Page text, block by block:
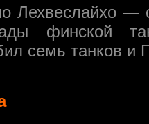
Лехвеслайхо —
финской
семь танков и